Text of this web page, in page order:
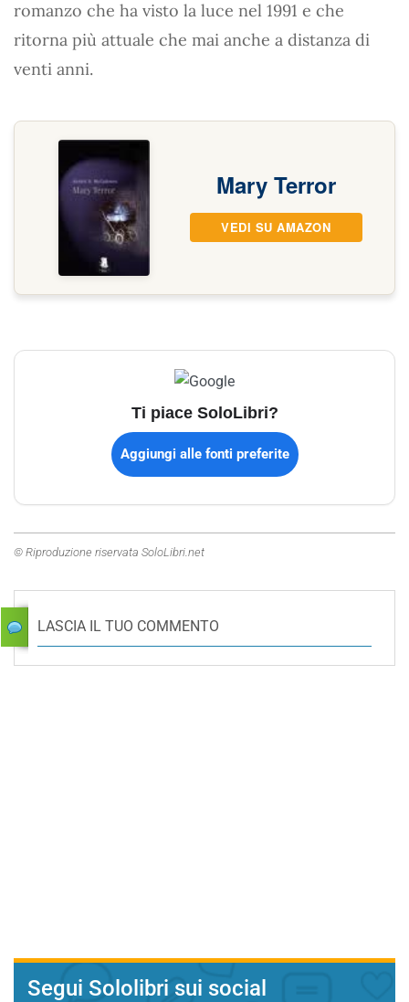
romanzo che ha visto la luce nel 1991 e che
ritorna più attuale che mai anche a distanza di
venti anni.
Mary Terror
VEDI SU AMAZON
Ti piace SoloLibri?
Aggiungi alle fonti preferite
© Riproduzione riservata SoloLibri.net
LASCIA IL TUO COMMENTO
Segui Sololibri sui social